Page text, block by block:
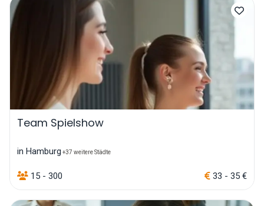
Team Spielshow
in Hamburg +37 weitere Städte
15 - 300 33 - 35 €